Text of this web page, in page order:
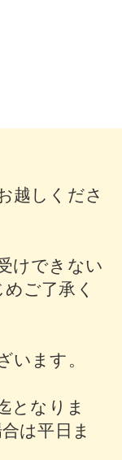
越しくださ
けできない
ご了承く
います。
となりま
は平日ま